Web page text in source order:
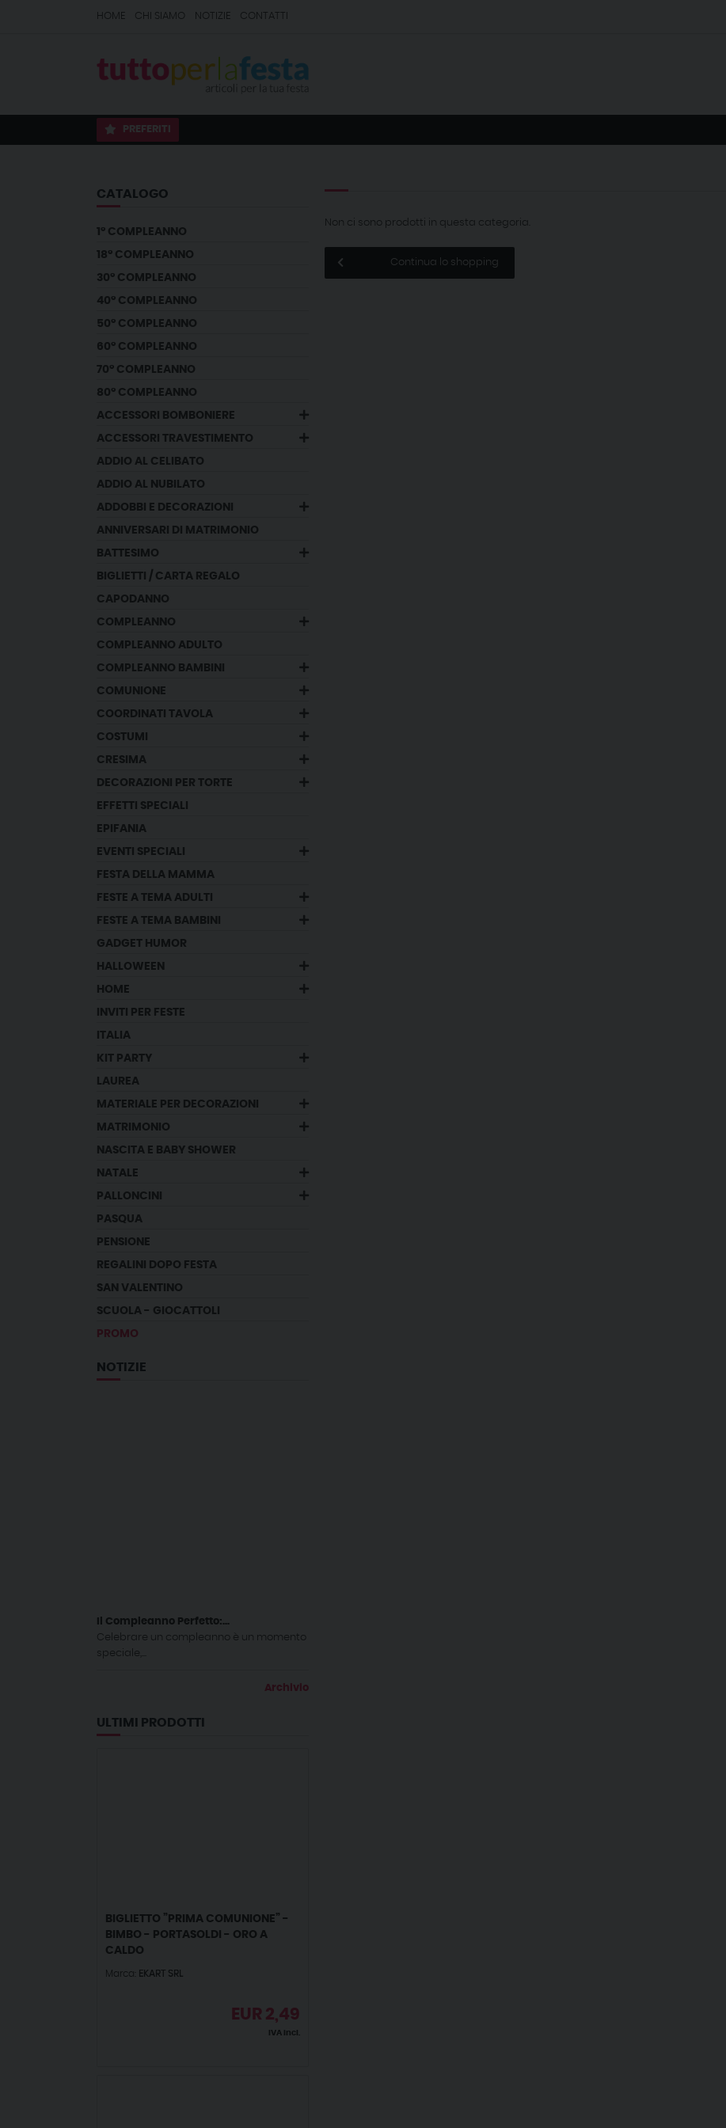
HOME CHI SIAMO NOTIZIE CONTATTI
PREFERITI
CATALOGO
1° COMPLEANNO
18° COMPLEANNO
30° COMPLEANNO
40° COMPLEANNO
50° COMPLEANNO
60° COMPLEANNO
70° COMPLEANNO
80° COMPLEANNO
ACCESSORI BOMBONIERE
ACCESSORI TRAVESTIMENTO
ADDIO AL CELIBATO
ADDIO AL NUBILATO
ADDOBBI E DECORAZIONI
ANNIVERSARI DI MATRIMONIO
BATTESIMO
BIGLIETTI / CARTA REGALO
CAPODANNO
COMPLEANNO
COMPLEANNO ADULTO
COMPLEANNO BAMBINI
COMUNIONE
COORDINATI TAVOLA
COSTUMI
CRESIMA
DECORAZIONI PER TORTE
EFFETTI SPECIALI
EPIFANIA
EVENTI SPECIALI
FESTA DELLA MAMMA
FESTE A TEMA ADULTI
FESTE A TEMA BAMBINI
GADGET HUMOR
HALLOWEEN
HOME
INVITI PER FESTE
ITALIA
KIT PARTY
LAUREA
MATERIALE PER DECORAZIONI
MATRIMONIO
NASCITA E BABY SHOWER
NATALE
PALLONCINI
PASQUA
PENSIONE
REGALINI DOPO FESTA
SAN VALENTINO
SCUOLA - GIOCATTOLI
PROMO
NOTIZIE
Il Compleanno Perfetto:...
Celebrare un compleanno è un momento
speciale,...
Archivio
ULTIMI PRODOTTI
BIGLIETTO ”PRIMA COMUNIONE” -
BIMBO - PORTASOLDI - ORO A
CALDO
Marca: EKART SRL
EUR 2,49
IVA incl.
Non ci sono prodotti in questa categoria.
Continua lo shopping